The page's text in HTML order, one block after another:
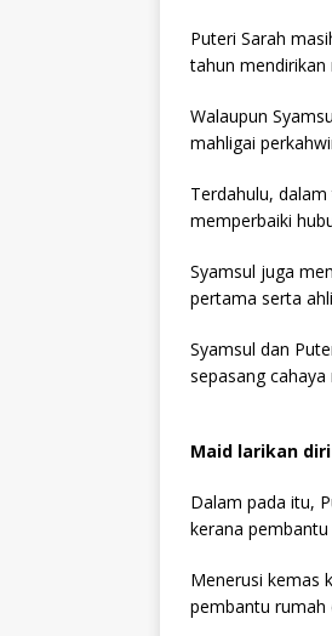
Puteri Sarah
tahun mendirikan
Walaupun
mahligai
Terdahulu,
memperbaiki
Syamsul juga
pertama serta
Syamsul dan
sepasang
Maid larikan diri
Dalam pada itu,
kerana
Menerusi kemas
pembantu rumah